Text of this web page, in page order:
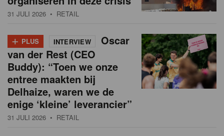
31 JULI 2026 • RETAIL
+ PLUS INTERVIEW
Oscar
van der Rest (CEO
Buddy): “Toen we onze
entree maakten bij
Delhaize, waren we de
enige ‘kleine’ leverancier”
31 JULI 2026 • RETAIL